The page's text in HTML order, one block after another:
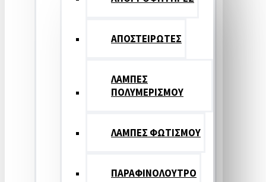
ΑΠΟΣΤΕΙΡΩΤΕΣ
ΛΑΜΠΕΣ
ΠΟΛΥΜΕΡΙΣΜΟΥ
ΛΑΜΠΕΣ ΦΩΤΙΣΜΟΥ
ΠΑΡΑΦΙΝΟΛΟΥΤΡΟ